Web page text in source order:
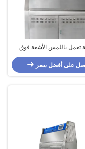
تعمل باللمس الأشعة فوق
الشيخوخة اختبار الغرفة،
فوق البنفسجية مصباح
اختبار
على أفضل سعر